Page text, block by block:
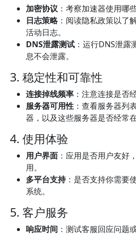
加密协议 ：考察加速器使用哪
日志策略：阅读隐私政策以了
活动日志。
DNS泄露测试 ：运行DNS泄
息不会泄露。
3. 稳定性和可靠性
连接掉线频率 ：注意连接是否
服务器可用性 ：查看服务器列
器，以及这些服务器是否经常在
4. 使用体验
用户界面 ：应用是否用户友好
用。
多平台支持：是否支持你需要
系统。
5. 客户服务
响应时间 ：测试客服回应问题